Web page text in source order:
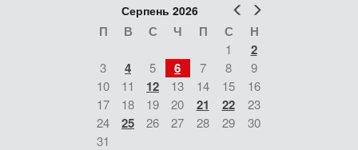
Попер
Серпень 2026
П В С Ч П С Н
1 2
3 4 5 6 7 8
9
10
11 12 13 14 15
16
17
18 19 20 21 22
23
24
25 26 27 28 29
30
31